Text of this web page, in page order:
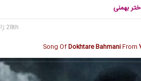
بهمنی
28th ژانویه 2017
Song OfDokhtare BahmaniFrom